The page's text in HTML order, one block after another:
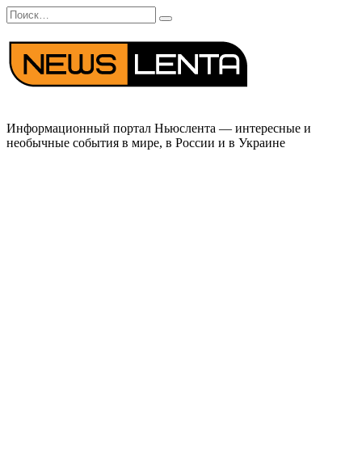
Перейти
к
содержанию
Search
for:
Информационный портал Ньюслента — интересные и
необычные события в мире, в России и в Украине